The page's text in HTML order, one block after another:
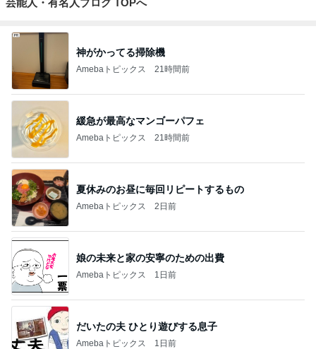
芸能人・有名人ブログ TOPへ
神がかってる掃除機
Amebaトピックス 21時間前
緩急が最高なマンゴーパフェ
Amebaトピックス 21時間前
夏休みのお昼に毎回リピートするもの
Amebaトピックス 2日前
娘の未来と家の安寧のための出費
Amebaトピックス 1日前
だいたの夫 ひとり遊びする息子
Amebaトピックス 1日前